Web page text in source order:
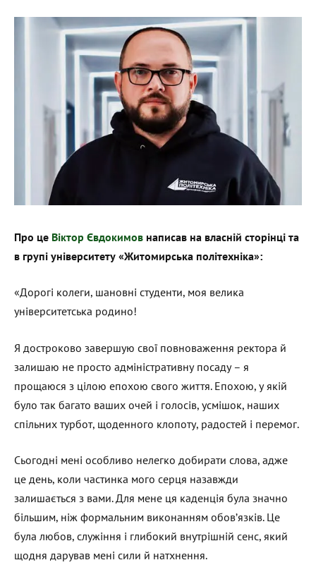
Про це Віктор Євдокимов написав на власній сторінці та
в групі університету «Житомирська політехніка»:
«Дорогі колеги, шановні студенти, моя велика
університетська родино!
Я достроково завершую свої повноваження ректора й
залишаю не просто адміністративну посаду – я
прощаюся з цілою епохою свого життя. Епохою, у якій
було так багато ваших очей і голосів, усмішок, наших
спільних турбот, щоденного клопоту, радостей і перемог.
Сьогодні мені особливо нелегко добирати слова, адже
це день, коли частинка мого серця назавжди
залишається з вами. Для мене ця каденція була значно
більшим, ніж формальним виконанням обов’язків. Це
була любов, служіння і глибокий внутрішній сенс, який
щодня дарував мені сили й натхнення.